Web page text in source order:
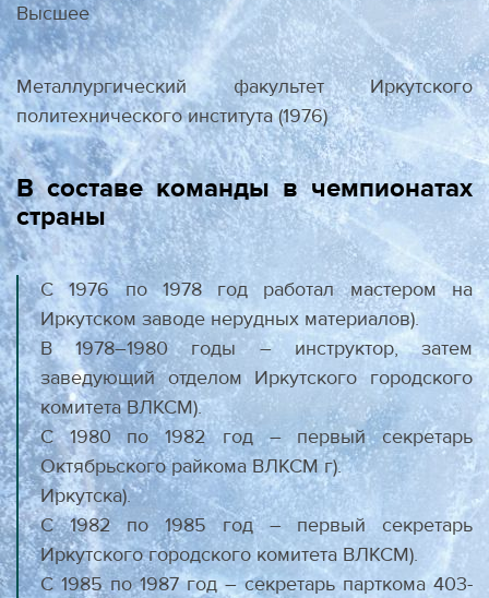
Высшее
Металлургический факультет Иркутского
политехнического института (1976)
В составе команды в чемпионатах
страны
С 1976 по 1978 год работал мастером на
Иркутском заводе нерудных материалов).
В 1978–1980 годы – инструктор, затем
заведующий отделом Иркутского городского
комитета ВЛКСМ).
С 1980 по 1982 год – первый секретарь
Октябрьского райкома ВЛКСМ г).
Иркутска).
С 1982 по 1985 год – первый секретарь
Иркутского городского комитета ВЛКСМ).
С 1985 по 1987 год – секретарь парткома 403-